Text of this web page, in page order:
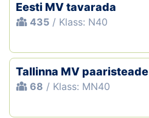
Eesti MV tavarada
435 / Klass: N40
Tallinna MV paaristeade
68 / Klass: MN40